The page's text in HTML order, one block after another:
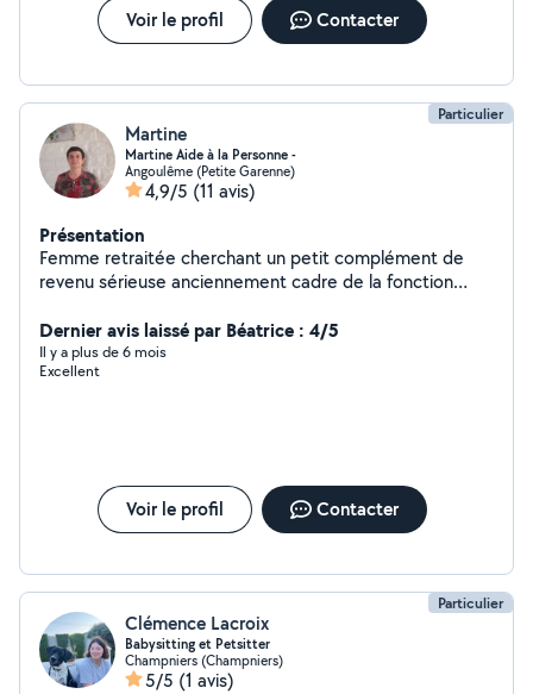
Voir le profil Contacter
Particulier
Martine
Martine Aide à la Personne -
Angoulême (Petite Garenne)
4,9/5 (11 avis)
Présentation
Femme retraitée cherchant un petit complément de
revenu sérieuse anciennement cadre de la fonction
administratifs, secrétariat, aide juridique, garde animaux
, baby sitting, sorties véhiculées, livraison de courses,
heures de ménage, nettoyage.
Dernier avis laissé par Béatrice : 4/5
Il y a plus de 6 mois
Excellent
Voir le profil Contacter
Particulier
Clémence Lacroix
Babysitting et Petsitter
Champniers (Champniers)
5/5 (1 avis)